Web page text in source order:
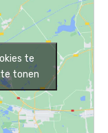
te
tonen